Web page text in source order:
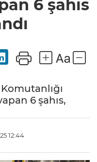
6 şahıs
6 şahıs,
12:44